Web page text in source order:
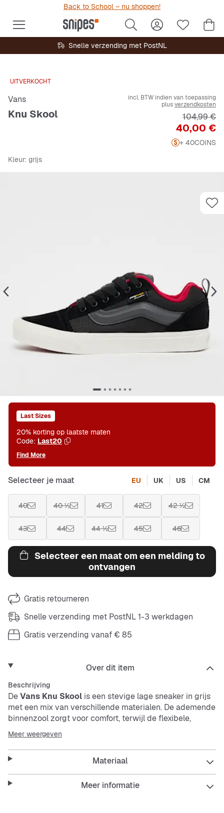
Back to School – nu shoppen!
Snelle verzending met PostNL
UITVERKOCHT
Vans
Knu Skool
incl. BTW indien van toepassing
plusverzendkosten
Prijs
40,00 €
Originele
104,99 €
+ 40COINS
Kleur: grijs
Last Sizes
20% korting op laatste maten
Code: Last20
Find More
Selecteer je maat EU UK US CM
40 40 ½ 41 42 42 ½
43 44 44 ½ 45 46
Selecteer een maat om een melding to
ontvangen
Gratis retourneren
Snelle verzending met PostNL 1-3 werkdagen
Gratis verzending vanaf € 85
Over dit item
Beschrijving
DeVans Knu Skool is een stevige lage sneaker in grijs
met een mix van verschillende materialen. De ademende
binnenzool zorgt voor comfort, terwijl de flexibele,
antislip buitenzool zorgt voor grip. De schoen is
makkelijk te onderhouden en heeft een klassieke
vetersluiting.
Features:
Meer weergeven
Materiaal
Meer informatie